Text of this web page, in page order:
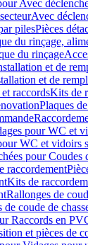
Avec
Avec
pilesPièces
du rinçage,
du rinçage
et de
et de
et raccordsKits de
Plaques
pour WC et
WC et vidoirs
pour Coudes
raccordement
Kits de
Rallonges de
coude de
Raccords en
et pièces de